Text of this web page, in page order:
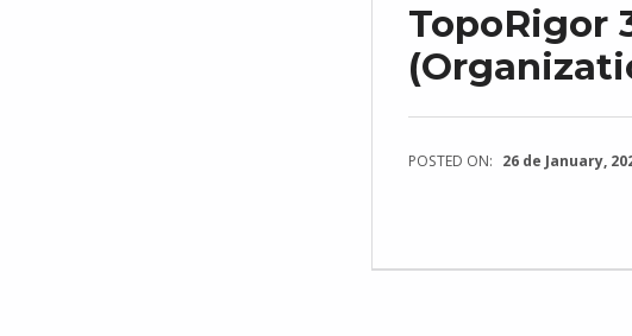
TopoRigor
POSTED ON: 26 de January,